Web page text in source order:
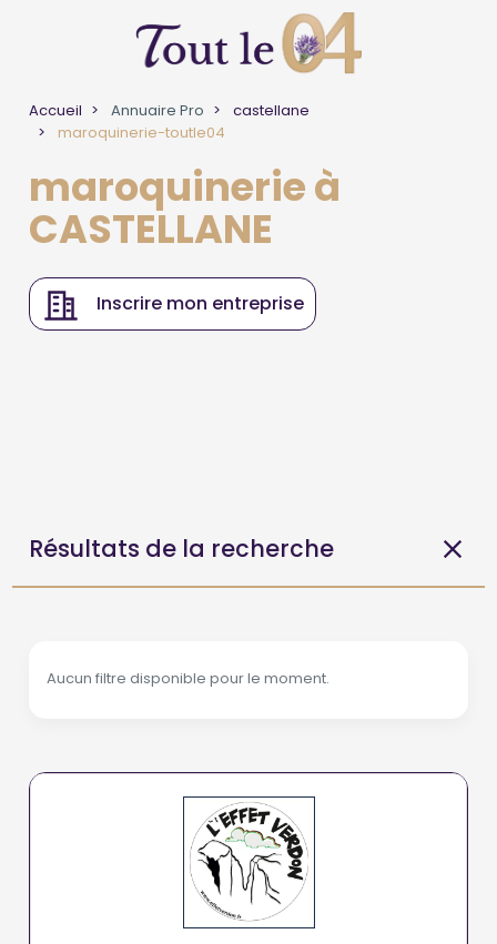
Accueil Annuaire Pro
castellane
maroquinerie-toutle04
maroquinerie à
CASTELLANE
Inscrire mon entreprise
Résultats de la recherche
Aucun filtre disponible pour le moment.